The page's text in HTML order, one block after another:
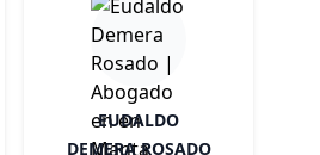
EUDALDO
DEMERA ROSADO